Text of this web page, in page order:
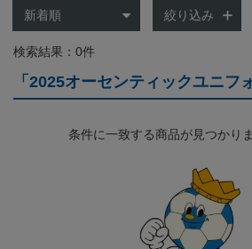
絞り込み
検索結果：0件
「2025オーセンティックユニフ
条件に一致する商品が見つかり